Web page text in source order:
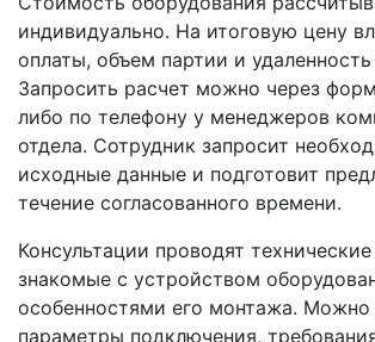
индивидуально. На итоговую цену
оплаты, объем партии и удаленность
Запросить расчет можно через
либо по телефону у менеджеров
отдела. Сотрудник запросит
исходные данные и подготовит
течение согласованного времени.
Консультации проводят
знакомые с устройством
особенностями его монтажа. Можно
параметры подключения,